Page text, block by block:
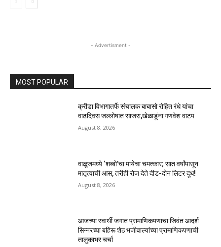
- Advertisment -
MOST POPULAR
क्रीडा विभागातर्फे संचालक बाबासो रोहित रंधे यांचा
वाढदिवस जल्लोषात साजरा,खेळाडूंना गणवेश वाटप
August 8, 2026
वाळूजमध्ये ‘शब्बो’चा मायेचा चमत्कार; सात वर्षांपासून
मातृत्वाची आस, तरीही रोज देते दीड-दोन लिटर दूध!
August 8, 2026
आजच्या स्वार्थी जगात प्रामाणिकपणाचा जिवंत आदर्श
सिन्नरच्या बहिरू शेठ भजीवाल्यांच्या प्रामाणिकपणाची
तालुकाभर चर्चा